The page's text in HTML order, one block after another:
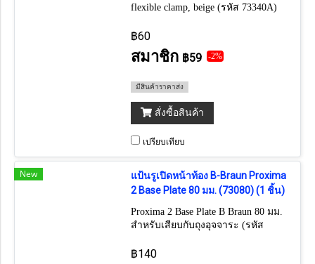
flexible clamp, beige (รหัส 73340A)
กดเลือก 30 ชิ้น)
฿60
สมาชิก ฿59 -2%
มีสินค้าราคาส่ง
สั่งซื้อสินค้า
เปรียบเทียบ
New
แป้นรูเปิดหน้าท้อง B-Braun Proxima
2 Base Plate 80 มม. (73080) (1 ชิ้น)
Proxima 2 Base Plate B Braun 80 มม.
สำหรับเสียบกับถุงอุจจาระ (รหัส
฿140